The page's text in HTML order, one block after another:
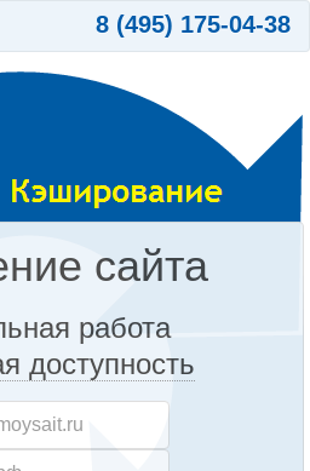
8 (495) 175-04-38
сайта
работа
доступность